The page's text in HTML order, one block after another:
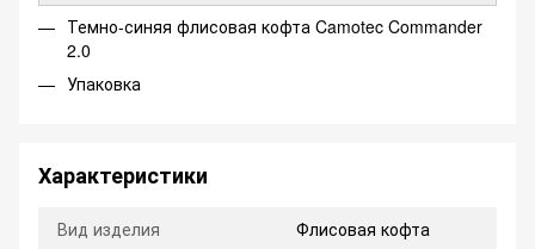
Темно-синяя флисовая кофта Camotec Commander
2.0
Упаковка
Характеристики
Вид изделия
Флисовая кофта